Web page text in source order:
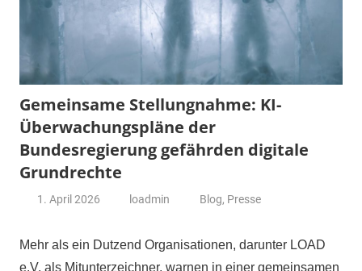
Gemeinsame Stellungnahme: KI-
Überwachungspläne der
Bundesregierung gefährden digitale
Grundrechte
1. April 2026 loadmin Blog, Presse
Mehr als ein Dutzend Organisationen, darunter LOAD
e.V. als Mitunterzeichner, warnen in einer gemeinsamen